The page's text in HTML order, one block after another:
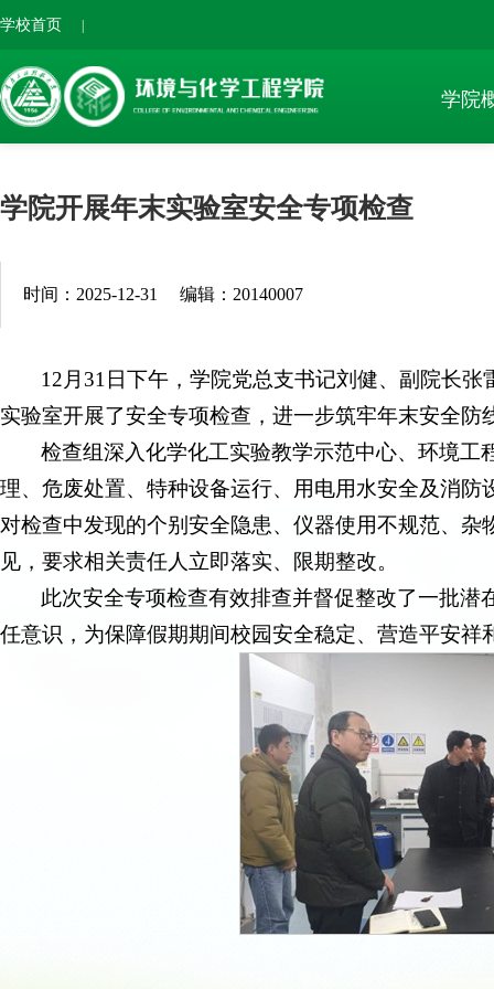
学校首页 |
学院
学院开展年末实验室安全专项检查
时间：2025-12-31 编辑：20140007
12月31日下午，学院党总支书记刘健、副院长
实验室开展了安全专项检查，进一步筑牢年末安全防
检查组深入化学化工实验教学示范中心、环境工
理、危废处置、特种设备运行、用电用水安全及消
对检查中发现的个别安全隐患、仪器使用不规范、
见，要求相关责任人立即落实、限期整改。
此次安全专项检查有效排查并督促整改了一批
任意识，为保障假期期间校园安全稳定、营造平安祥